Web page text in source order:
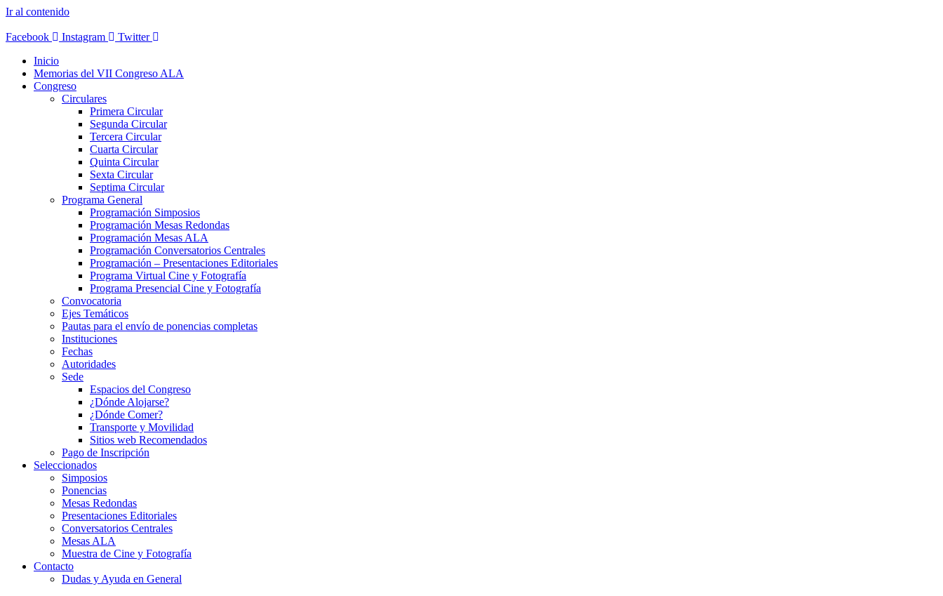
Ir al contenido
Facebook Instagram
Twitter
Inicio
Memorias del VII Congreso ALA
Congreso
Circulares
Primera Circular
Segunda Circular
Tercera Circular
Cuarta Circular
Quinta Circular
Sexta Circular
Septima Circular
Programa General
Programación Simposios
Programación Mesas Redondas
Programación Mesas ALA
Programación Conversatorios Centrales
Programación – Presentaciones Editoriales
Programa Virtual Cine y Fotografía
Programa Presencial Cine y Fotografía
Convocatoria
Ejes Temáticos
Pautas para el envío de ponencias completas
Instituciones
Fechas
Autoridades
Sede
Espacios del Congreso
¿Dónde Alojarse?
¿Dónde Comer?
Transporte y Movilidad
Sitios web Recomendados
Pago de Inscripción
Seleccionados
Simposios
Ponencias
Mesas Redondas
Presentaciones Editoriales
Conversatorios Centrales
Mesas ALA
Muestra de Cine y Fotografía
Contacto
Dudas y Ayuda en General